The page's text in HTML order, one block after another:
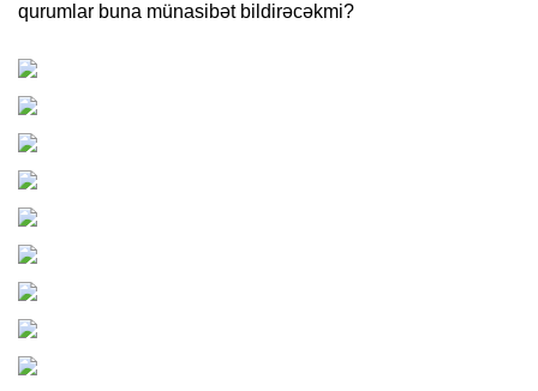
qurumlar buna münasibət bildirəcəkmi?